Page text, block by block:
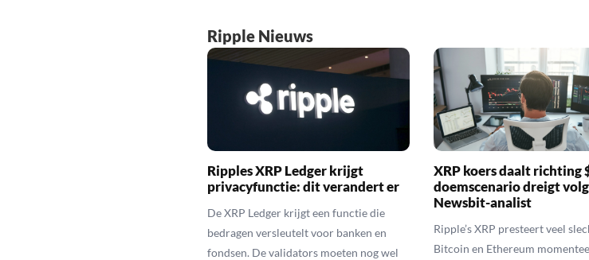
Ripple Nieuws
Ripples XRP Ledger krijgt
privacyfunctie: dit verandert er
De XRP Ledger krijgt een functie die
bedragen versleutelt voor banken en
fondsen. De validators moeten nog wel
XRP koers daalt richting
doemscenario dreigt
Newsbit-analist
Ripple’s XRP presteert veel
Bitcoin en Ethereum